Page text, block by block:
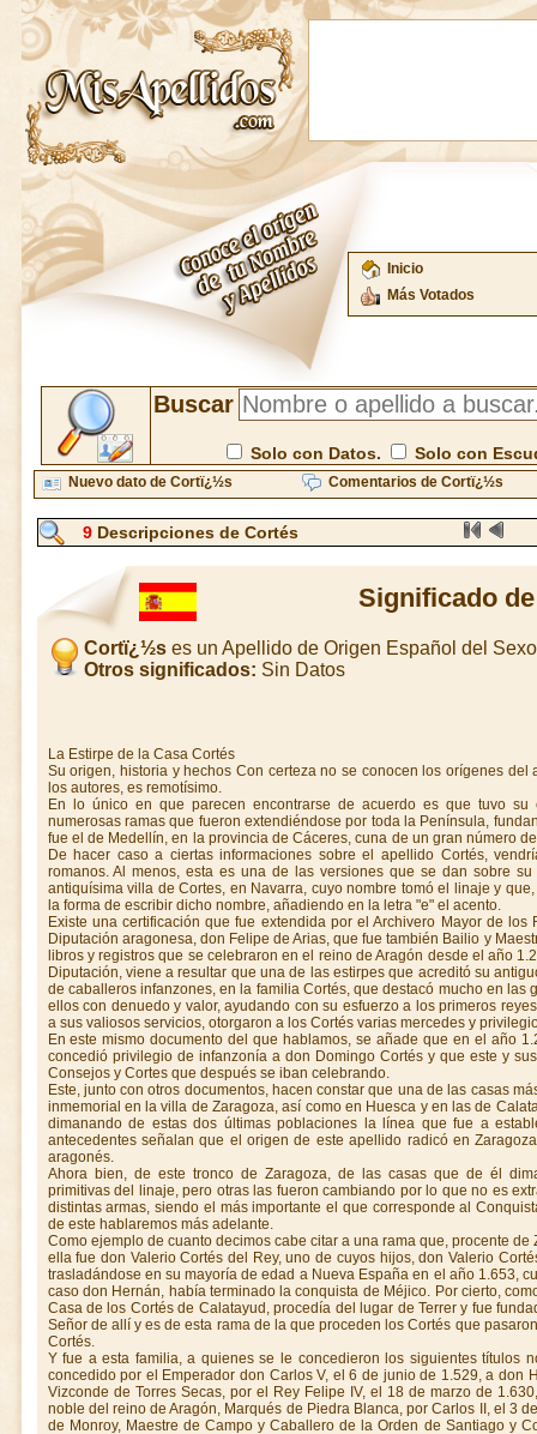
Inicio
Más Votados
Buscar
Solo con Datos. Solo con
Nuevo dato de Cortï¿½s Comentarios de Cortï¿½s
9 Descripciones de Cortés
Significado
Cortï¿½ses un Apellido de Origen Español del
Otros significados: Sin Datos
La Estirpe de la Casa Cortés
Su origen, historia y hechos Con certeza no se conocen los orígenes
los autores, es remotísimo.
En lo único en que parecen encontrarse de acuerdo es que tuvo
numerosas ramas que fueron extendiéndose por toda la Península,
fue el de Medellín, en la provincia de Cáceres, cuna de un gran número
De hacer caso a ciertas informaciones sobre el apellido Cortés,
romanos. Al menos, esta es una de las versiones que se dan sobre
antiquísima villa de Cortes, en Navarra, cuyo nombre tomó el linaje y
la forma de escribir dicho nombre, añadiendo en la letra "e" el acento.
Existe una certificación que fue extendida por el Archivero Mayor de
Diputación aragonesa, don Felipe de Arias, que fue también Bailio y
libros y registros que se celebraron en el reino de Aragón desde el año
Diputación, viene a resultar que una de las estirpes que acreditó su
de caballeros infanzones, en la familia Cortés, que destacó mucho en las
ellos con denuedo y valor, ayudando con su esfuerzo a los primeros
a sus valiosos servicios, otorgaron a los Cortés varias mercedes y
En este mismo documento del que hablamos, se añade que en el año
concedió privilegio de infanzonía a don Domingo Cortés y que este y
Consejos y Cortes que después se iban celebrando.
Este, junto con otros documentos, hacen constar que una de las casas
inmemorial en la villa de Zaragoza, así como en Huesca y en las de
dimanando de estas dos últimas poblaciones la línea que fue a
antecedentes señalan que el origen de este apellido radicó en
aragonés.
Ahora bien, de este tronco de Zaragoza, de las casas que de él
primitivas del linaje, pero otras las fueron cambiando por lo que no es
distintas armas, siendo el más importante el que corresponde al
de este hablaremos más adelante.
Como ejemplo de cuanto decimos cabe citar a una rama que, procente
ella fue don Valerio Cortés del Rey, uno de cuyos hijos, don Valerio
trasladándose en su mayoría de edad a Nueva España en el año 1.653,
caso don Hernán, había terminado la conquista de Méjico. Por cierto,
Casa de los Cortés de Calatayud, procedía del lugar de Terrer y fue
Señor de allí y es de esta rama de la que proceden los Cortés que
Cortés.
Y fue a esta familia, a quienes se le concedieron los siguientes títulos
concedido por el Emperador don Carlos V, el 6 de junio de 1.529, a don
Vizconde de Torres Secas, por el Rey Felipe IV, el 18 de marzo de
noble del reino de Aragón, Marqués de Piedra Blanca, por Carlos II, el 3
de Monroy, Maestre de Campo y Caballero de la Orden de Santiago y